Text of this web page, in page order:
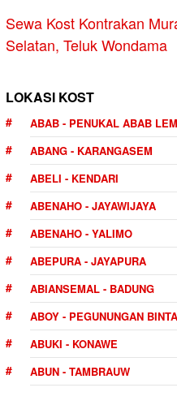
Sewa Kost Kontrakan
Selatan, Teluk Wondama
LOKASI KOST
ABAB - PENUKAL ABAB
ABANG - KARANGASEM
ABELI - KENDARI
ABENAHO - JAYAWIJAYA
ABENAHO - YALIMO
ABEPURA - JAYAPURA
ABIANSEMAL - BADUNG
ABOY - PEGUNUNGAN
ABUKI - KONAWE
ABUN - TAMBRAUW